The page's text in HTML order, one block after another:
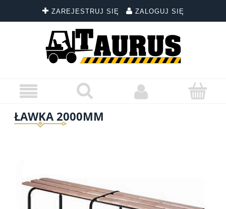
ZAREJESTRUJ SIĘ ZALOGUJ SIĘ
ŁAWKA 2000MM